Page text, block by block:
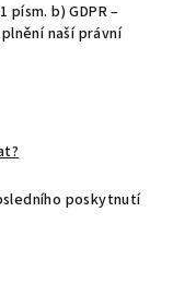
b) GDPR –
naší právní
poskytnutí